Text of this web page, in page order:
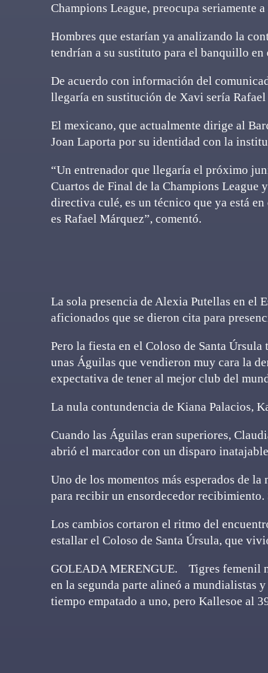
Champions League, preocupa seriamente
Hombres que estarían ya analizando la
tendrían a su sustituto para el banquillo en
De acuerdo con información del
llegaría en sustitución de Xavi sería
El mexicano, que actualmente dirige al
Joan Laporta por su identidad con la
“Un entrenador que llegaría el próximo
Cuartos de Final de la Champions
directiva culé, es un técnico que ya está
es Rafael Márquez”, comentó.
La sola presencia de Alexia Putellas en el
aficionados que se dieron cita para
Pero la fiesta en el Coloso de Santa
unas Águilas que vendieron muy cara la
expectativa de tener al mejor club del
La nula contundencia de Kiana Palacios,
Cuando las Águilas eran superiores,
abrió el marcador con un disparo
Uno de los momentos más esperados de
para recibir un ensordecedor
Los cambios cortaron el ritmo del
estallar el Coloso de Santa Úrsula, que
GOLEADA MERENGUE. Tigres femenil
en la segunda parte alineó a mundialistas
tiempo empatado a uno, pero Kallesoe al